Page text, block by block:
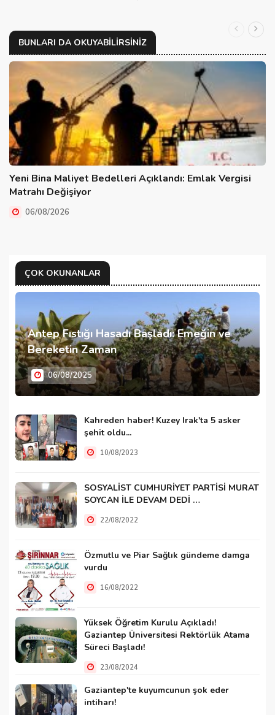
BUNLARI DA OKUYABILIRSINIZ
Yeni Bina Maliyet Bedelleri Açıklandı: Emlak Vergisi
Matrahı Değişiyor
06/08/2026
ÇOK OKUNANLAR
Antep Fıstığı Hasadı Başladı: Emeğin ve
Bereketin Zaman
06/08/2025
Kahreden haber! Kuzey Irak'ta 5 asker
şehit oldu...
10/08/2023
SOSYALİST CUMHURİYET PARTİSİ MURAT
SOYCAN İLE DEVAM DEDİ …
22/08/2022
Özmutlu ve Piar Sağlık gündeme damga
vurdu
16/08/2022
Yüksek Öğretim Kurulu Açıkladı!
Gaziantep Üniversitesi Rektörlük Atama
Süreci Başladı!
23/08/2024
Gaziantep'te kuyumcunun şok eder
intiharı!